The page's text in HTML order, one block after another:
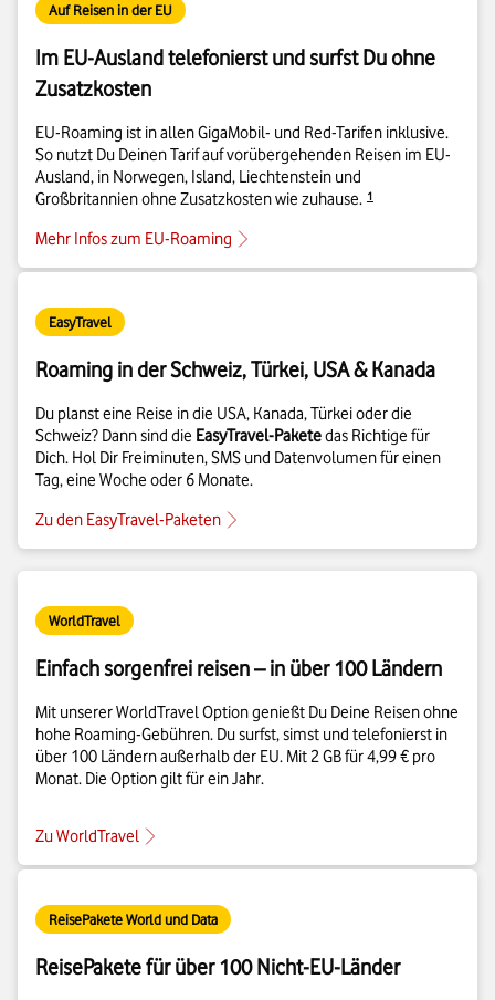
Auf Reisen in der EU
Im EU-Ausland telefonierst und surfst Du ohne
Zusatzkosten
EU-Roaming ist in allen GigaMobil- und Red-Tarifen inklusive.
So nutzt Du Deinen Tarif auf vorübergehenden Reisen im EU-
Ausland, in Norwegen, Island, Liechtenstein und
Großbritannien ohne Zusatzkosten wie zuhause.​​​​‌ 1
Mehr Infos zum EU-Roaming
EasyTravel
Roaming in der Schweiz, Türkei, USA & Kanada
Du planst eine Reise in die USA, Kanada, Türkei oder die
Schweiz? Dann sind die EasyTravel-Paketedas Richtige für
Dich. Hol Dir Freiminuten, SMS und Datenvolumen für einen
Tag, eine Woche oder 6 Monate.
Zu den EasyTravel-Paketen
WorldTravel
Einfach sorgenfrei reisen – in über 100 Ländern
Mit unserer WorldTravel Option genießt Du Deine Reisen ohne
hohe Roaming-Gebühren. Du surfst, simst und telefonierst in
über 100 Ländern außerhalb der EU. Mit 2 GB für 4,99 € pro
Monat. Die Option gilt für ein Jahr.
Zu WorldTravel
ReisePakete World und Data
ReisePakete für über 100 Nicht-EU-Länder